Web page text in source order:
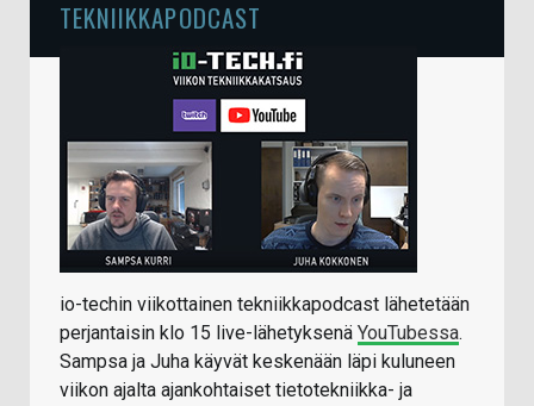
TEKNIIKKAPODCAST
io-techin viikottainen tekniikkapodcast lähetetään
perjantaisin klo 15 live-lähetyksenä YouTubessa.
Sampsa ja Juha käyvät keskenään läpi kuluneen
viikon ajalta ajankohtaiset tietotekniikka- ja